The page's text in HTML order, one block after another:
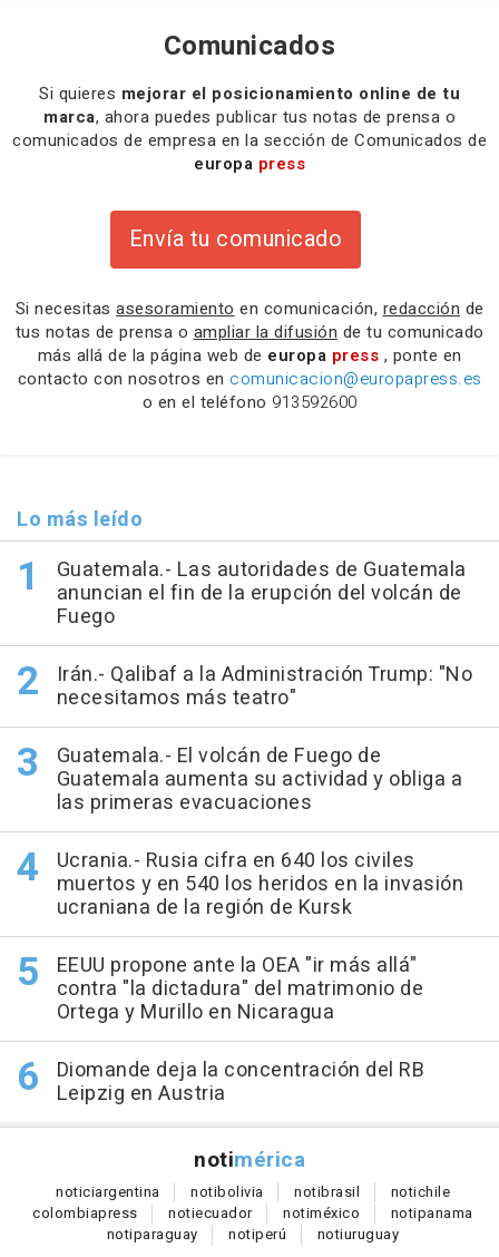
Comunicados
Si quieres mejorar el posicionamiento online de tu
marca, ahora puedes publicar tus notas de prensa o
comunicados de empresa en la sección de Comunicados de
europa press
Envía tu comunicado
Si necesitas asesoramiento en comunicación, redacción de
tus notas de prensa o ampliar la difusión de tu comunicado
más allá de la página web de europa press , ponte en
contacto con nosotros en comunicacion@europapress.es
o en el teléfono 913592600
Lo más leído
Guatemala.- Las autoridades de Guatemala
anuncian el fin de la erupción del volcán de
Fuego
Irán.- Qalibaf a la Administración Trump: "No
necesitamos más teatro"
Guatemala.- El volcán de Fuego de
Guatemala aumenta su actividad y obliga a
las primeras evacuaciones
Ucrania.- Rusia cifra en 640 los civiles
muertos y en 540 los heridos en la invasión
ucraniana de la región de Kursk
EEUU propone ante la OEA "ir más allá"
contra "la dictadura" del matrimonio de
Ortega y Murillo en Nicaragua
Diomande deja la concentración del RB
Leipzig en Austria
notimérica
noticiargentina notibolivia notibrasil notichile
colombiapress notiecuador notiméxico notipanama
notiparaguay notiperú notiuruguay